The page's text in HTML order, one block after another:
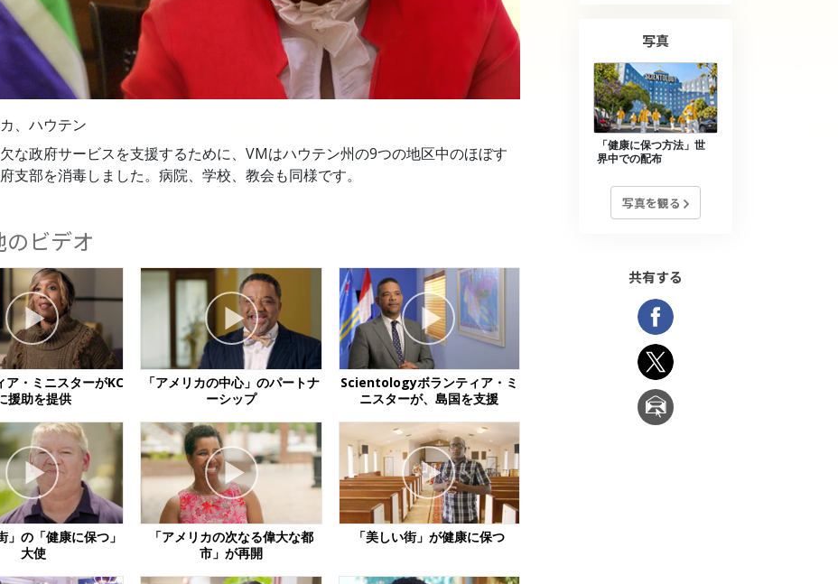
エシックスとコンディション
ターゲットとゴール
Video
、ハウテン
な政府サービスを支援するために、VMはハウテン州の9つの地区中のほぼす
支部を消毒しました。病院、学校、教会も同様です。
のビデオ
ア・ミニスターがKC
援助を提供
「アメリカの中心」のパートナ
ーシップ
Scientologyボランティア・ミ
ニスターが、島国を支援
」 の「健康に保つ」
大使
「アメリカの次なる偉大な都
市」が再開
「美しい街」が健康に保つ
写真
「健康に保つ方法」世
界中での配布
写真を観る
共有する